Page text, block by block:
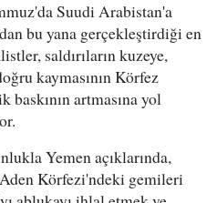
Suudi Arabistan'a
bu yana gerçekleştirdiği en
saldırıların kuzeye,
kaymasının Körfez
baskının artmasına yol
Yemen açıklarında,
Körfezi'ndeki gemileri